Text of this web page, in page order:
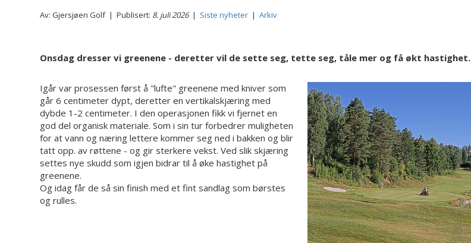
Av: Gjersjøen Golf | Publisert: 8. juli 2026| Siste nyheter |Arkiv
Onsdag dresser vi greenene - deretter vil de sette seg, tette seg, tåle mer og få økt hastighet.
Igår var prosessen først å "lufte" greenene med kniver som
går 6 centimeter dypt, deretter en vertikalskjæring med
dybde 1-2 centimeter. I den operasjonen fikk vi fjernet en
god del organisk materiale. Som i sin tur forbedrer muligheten
for at vann og næring lettere kommer seg ned i bakken og blir
tatt opp. av røttene - og gir sterkere vekst. Ved slik skjæring
settes nye skudd som igjen bidrar til å øke hastighet på
greenene.
Og idag får de så sin finish med et fint sandlag som børstes
og rulles.